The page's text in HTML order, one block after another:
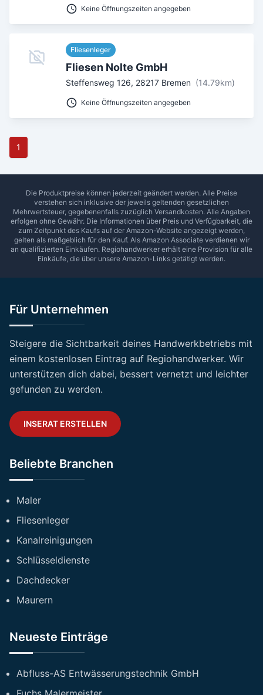
Keine Öffnungszeiten angegeben
Fliesenleger
Fliesen Nolte GmbH
Steffensweg 126, 28217 Bremen (14.79km)
Keine Öffnungszeiten angegeben
1
Die Produktpreise können jederzeit geändert werden. Alle Preise
verstehen sich inklusive der jeweils geltenden gesetzlichen
Mehrwertsteuer, gegebenenfalls zuzüglich Versandkosten. Alle Angaben
erfolgen ohne Gewähr. Die Informationen über Preis und Verfügbarkeit, die
zum Zeitpunkt des Kaufs auf der Amazon-Website angezeigt werden,
gelten als maßgeblich für den Kauf. Als Amazon Associate verdienen wir
an qualifizierten Einkäufen. Regiohandwerker erhält eine Provision für alle
Einkäufe, die über unsere Amazon-Links getätigt werden.
Für Unternehmen
Steigere die Sichtbarkeit deines Handwerkbetriebs mit
einem kostenlosen Eintrag auf Regiohandwerker. Wir
unterstützen dich dabei, bessert vernetzt und leichter
gefunden zu werden.
INSERAT ERSTELLEN
Beliebte Branchen
Maler
Fliesenleger
Kanalreinigungen
Schlüsseldienste
Dachdecker
Maurern
Neueste Einträge
Abfluss-AS Entwässerungstechnik GmbH